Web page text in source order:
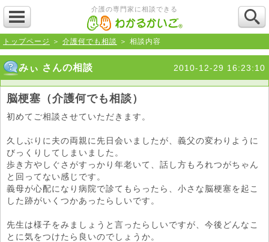
介護の専門家に相談できる
トップページ ＞ 介護何でも相談 ＞ 相談内容
みぃ さんの相談 2010-12-29 16:23:10
脳梗塞（介護何でも相談）
初めてご相談させていただきます。
久しぶりに夫の両親に先日会いましたが、義父の変わりように
びっくりしてしまいました。
歩き方やしぐさがすっかり年老いて、話し方もろれつがちゃん
と回ってない感じです。
義母が心配になり病院で診てもらったら、小さな脳梗塞を起こ
した跡がいくつかあったらしいです。
先生は様子をみましょうと言ったらしいですが、今後どんなこ
とに気をつけたら良いのでしょうか。